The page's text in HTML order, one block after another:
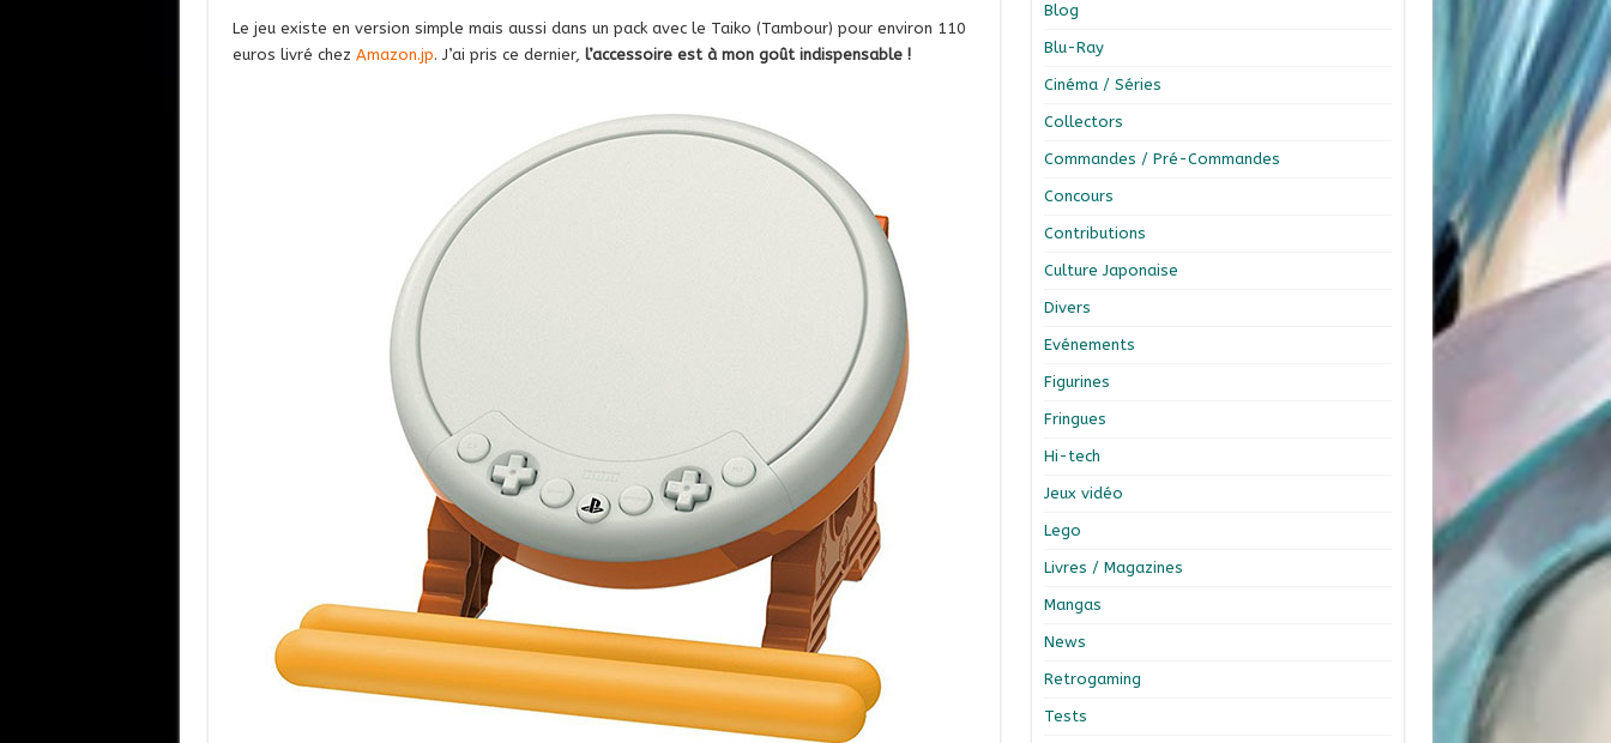
Le jeu existe en version simple mais aussi dans un pack avec le Taiko (Tambour) pour environ 110
euros livré chez Amazon.jp. J’ai pris ce dernier, l’accessoire est à mon goût indispensable !
Blog
Blu-Ray
Cinéma / Séries
Collectors
Commandes / Pré-Commandes
Concours
Contributions
Culture Japonaise
Divers
Evénements
Figurines
Fringues
Hi-tech
Jeux vidéo
Lego
Livres / Magazines
Mangas
News
Retrogaming
Tests